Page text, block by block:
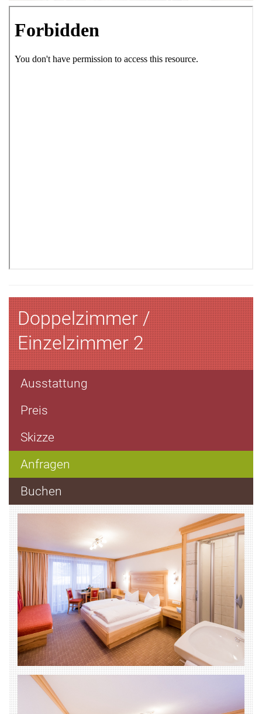
Doppelzimmer /
Einzelzimmer 2
Ausstattung
Preis
Skizze
Anfragen
Buchen